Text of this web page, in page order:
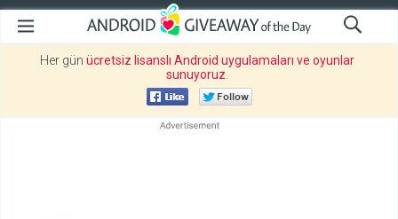
Her gün ücretsiz lisanslı Android uygulamaları ve oyunlar
sunuyoruz